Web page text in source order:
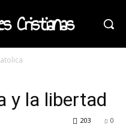
Cristianas
y la libertad
0
203